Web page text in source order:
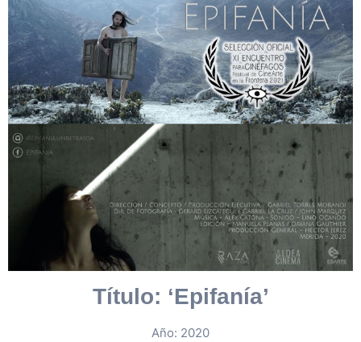
Título: ‘Epifanía’
Año: 2020